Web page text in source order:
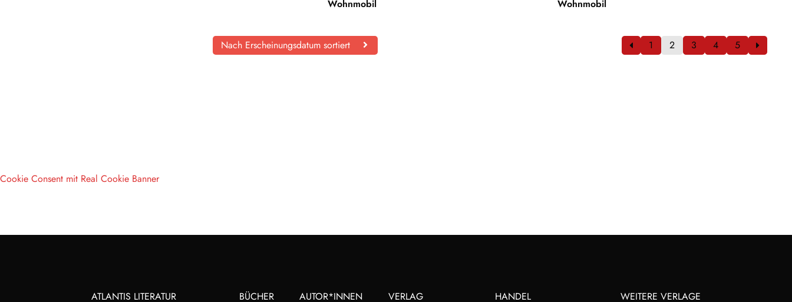
Wohnmobil
Wohnmobil
Nach Erscheinungsdatum sortiert 1 2 3 4 5
ATLANTIS LITERATUR BÜCHER AUTOR*INNEN VERLAG HANDEL WEITERE VERLAGE
Cookie Consent mit Real Cookie Banner